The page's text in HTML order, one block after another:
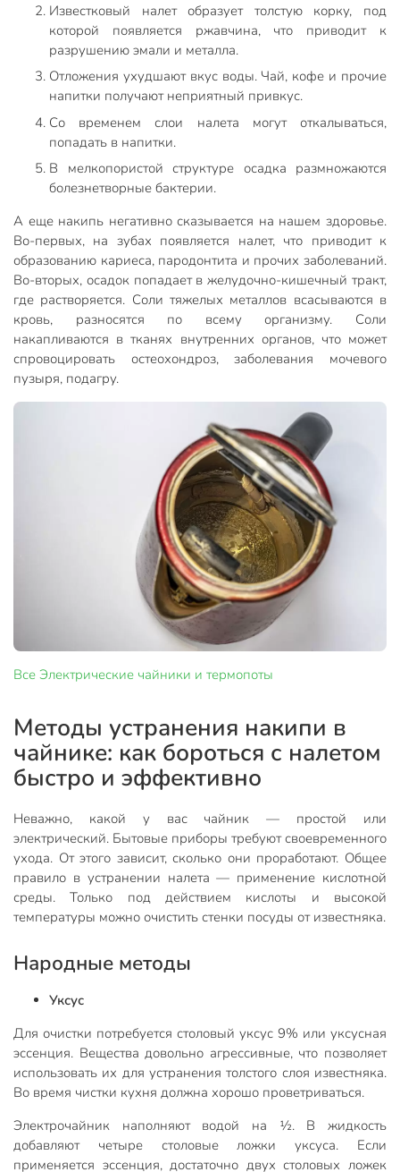
Известковый налет образует толстую корку, под
которой появляется ржавчина, что приводит к
разрушению эмали и металла.
Отложения ухудшают вкус воды. Чай, кофе и прочие
напитки получают неприятный привкус.
Со временем слои налета могут откалываться,
попадать в напитки.
В мелкопористой структуре осадка размножаются
болезнетворные бактерии.
А еще накипь негативно сказывается на нашем здоровье.
Во-первых, на зубах появляется налет, что приводит к
образованию кариеса, пародонтита и прочих заболеваний.
Во-вторых, осадок попадает в желудочно-кишечный тракт,
где растворяется. Соли тяжелых металлов всасываются в
кровь, разносятся по всему организму. Соли
накапливаются в тканях внутренних органов, что может
спровоцировать остеохондроз, заболевания мочевого
пузыря, подагру.
Все Электрические чайники и термопоты
Методы устранения накипи в
чайнике: как бороться с налетом
быстро и эффективно
Неважно, какой у вас чайник — простой или
электрический. Бытовые приборы требуют своевременного
ухода. От этого зависит, сколько они проработают. Общее
правило в устранении налета — применение кислотной
среды. Только под действием кислоты и высокой
температуры можно очистить стенки посуды от известняка.
Народные методы
Уксус
Для очистки потребуется столовый уксус 9% или уксусная
эссенция. Вещества довольно агрессивные, что позволяет
использовать их для устранения толстого слоя известняка.
Во время чистки кухня должна хорошо проветриваться.
Электрочайник наполняют водой на ½. В жидкость
добавляют четыре столовые ложки уксуса. Если
применяется эссенция, достаточно двух столовых ложек